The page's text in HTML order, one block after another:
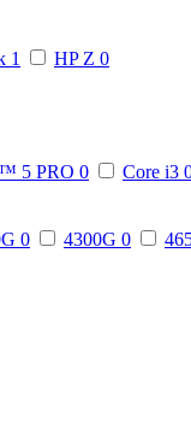
1 HP Z 0
5 PRO 0 Core i3
0 4300G 0